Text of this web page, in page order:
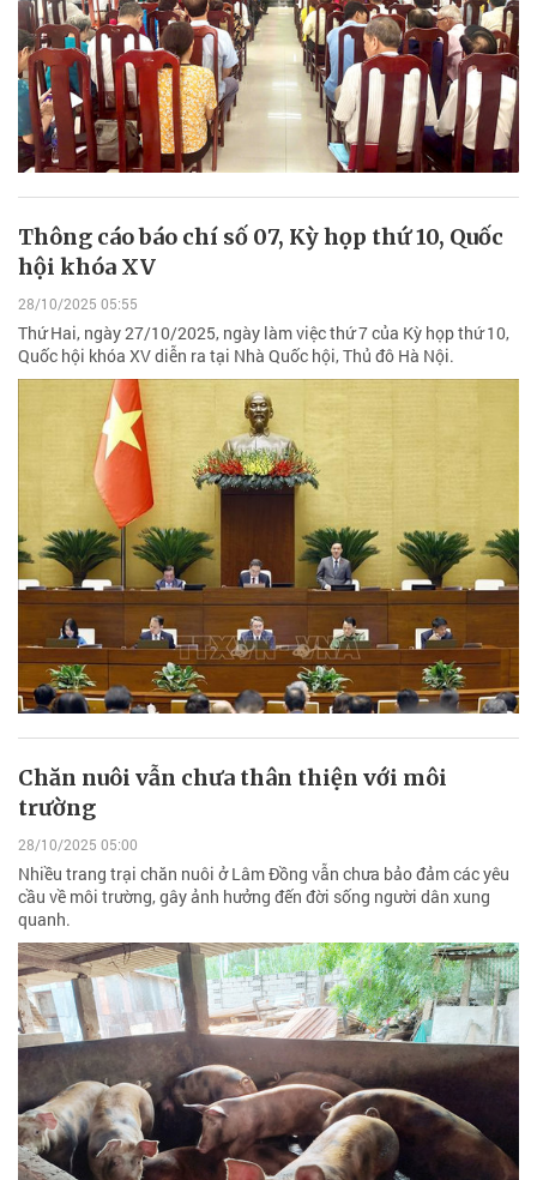
Thông cáo báo chí số 07, Kỳ họp thứ 10, Quốc
hội khóa XV
28/10/2025 05:55
Thứ Hai, ngày 27/10/2025, ngày làm việc thứ 7 của Kỳ họp thứ 10,
Quốc hội khóa XV diễn ra tại Nhà Quốc hội, Thủ đô Hà Nội.
Chăn nuôi vẫn chưa thân thiện với môi
trường
28/10/2025 05:00
Nhiều trang trại chăn nuôi ở Lâm Đồng vẫn chưa bảo đảm các yêu
cầu về môi trường, gây ảnh hưởng đến đời sống người dân xung
quanh.